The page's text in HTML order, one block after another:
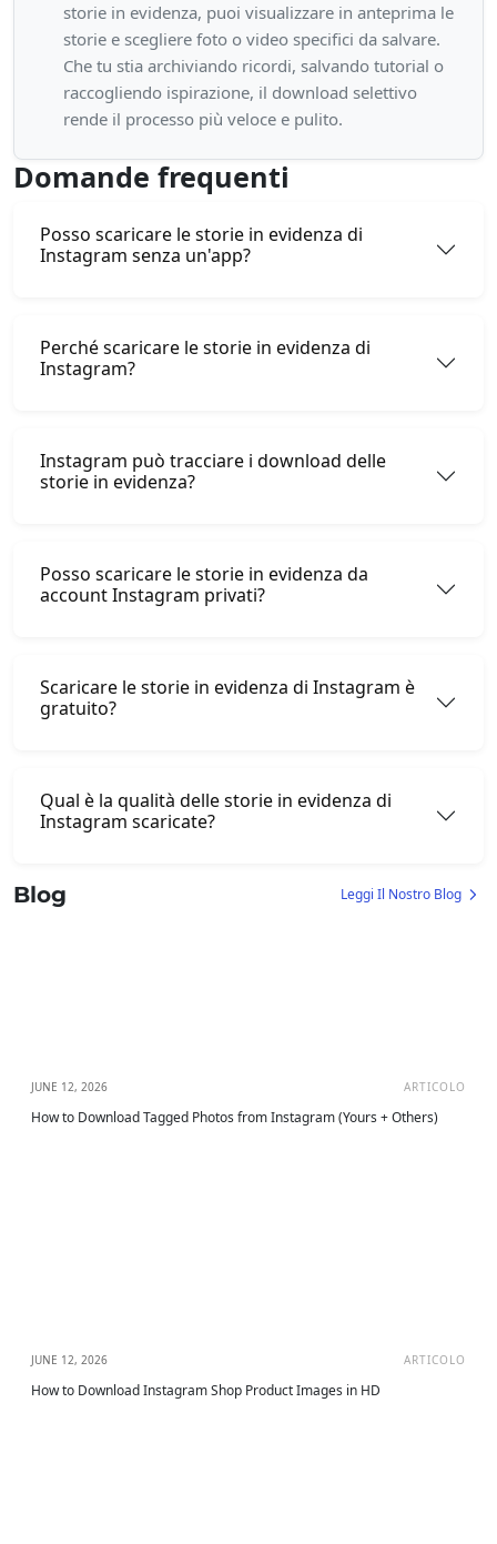
storie in evidenza, puoi visualizzare in anteprima le
storie e scegliere foto o video specifici da salvare.
Che tu stia archiviando ricordi, salvando tutorial o
raccogliendo ispirazione, il download selettivo
rende il processo più veloce e pulito.
Domande frequenti
Posso scaricare le storie in evidenza di
Instagram senza un'app?
Perché scaricare le storie in evidenza di
Instagram?
Instagram può tracciare i download delle
storie in evidenza?
Posso scaricare le storie in evidenza da
account Instagram privati?
Scaricare le storie in evidenza di Instagram è
gratuito?
Qual è la qualità delle storie in evidenza di
Instagram scaricate?
Blog Leggi Il Nostro Blog
JUNE 12, 2026 ARTICOLO
How to Download Tagged Photos from Instagram (Yours + Others)
JUNE 12, 2026 ARTICOLO
How to Download Instagram Shop Product Images in HD